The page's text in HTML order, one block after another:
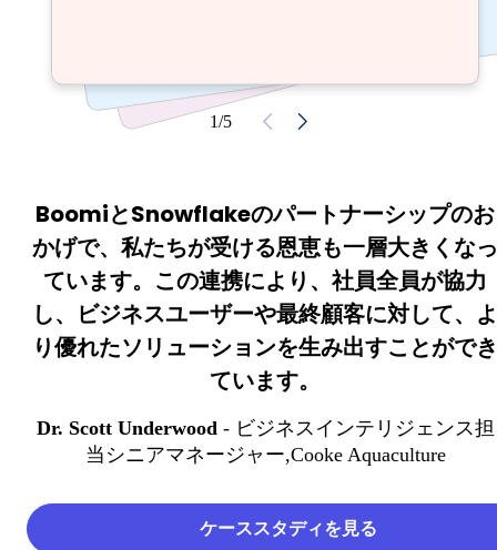
1/5
BoomiとSnowflakeのパートナーシップのお
かげで、私たちが受ける恩恵も一層大きくなっ
ています。この連携により、社員全員が協力
し、ビジネスユーザーや最終顧客に対して、よ
り優れたソリューションを生み出すことができ
ています。
Dr. Scott Underwood - ビジネスインテリジェンス担
当シニアマネージャー,Cooke Aquaculture
ケーススタディを見る